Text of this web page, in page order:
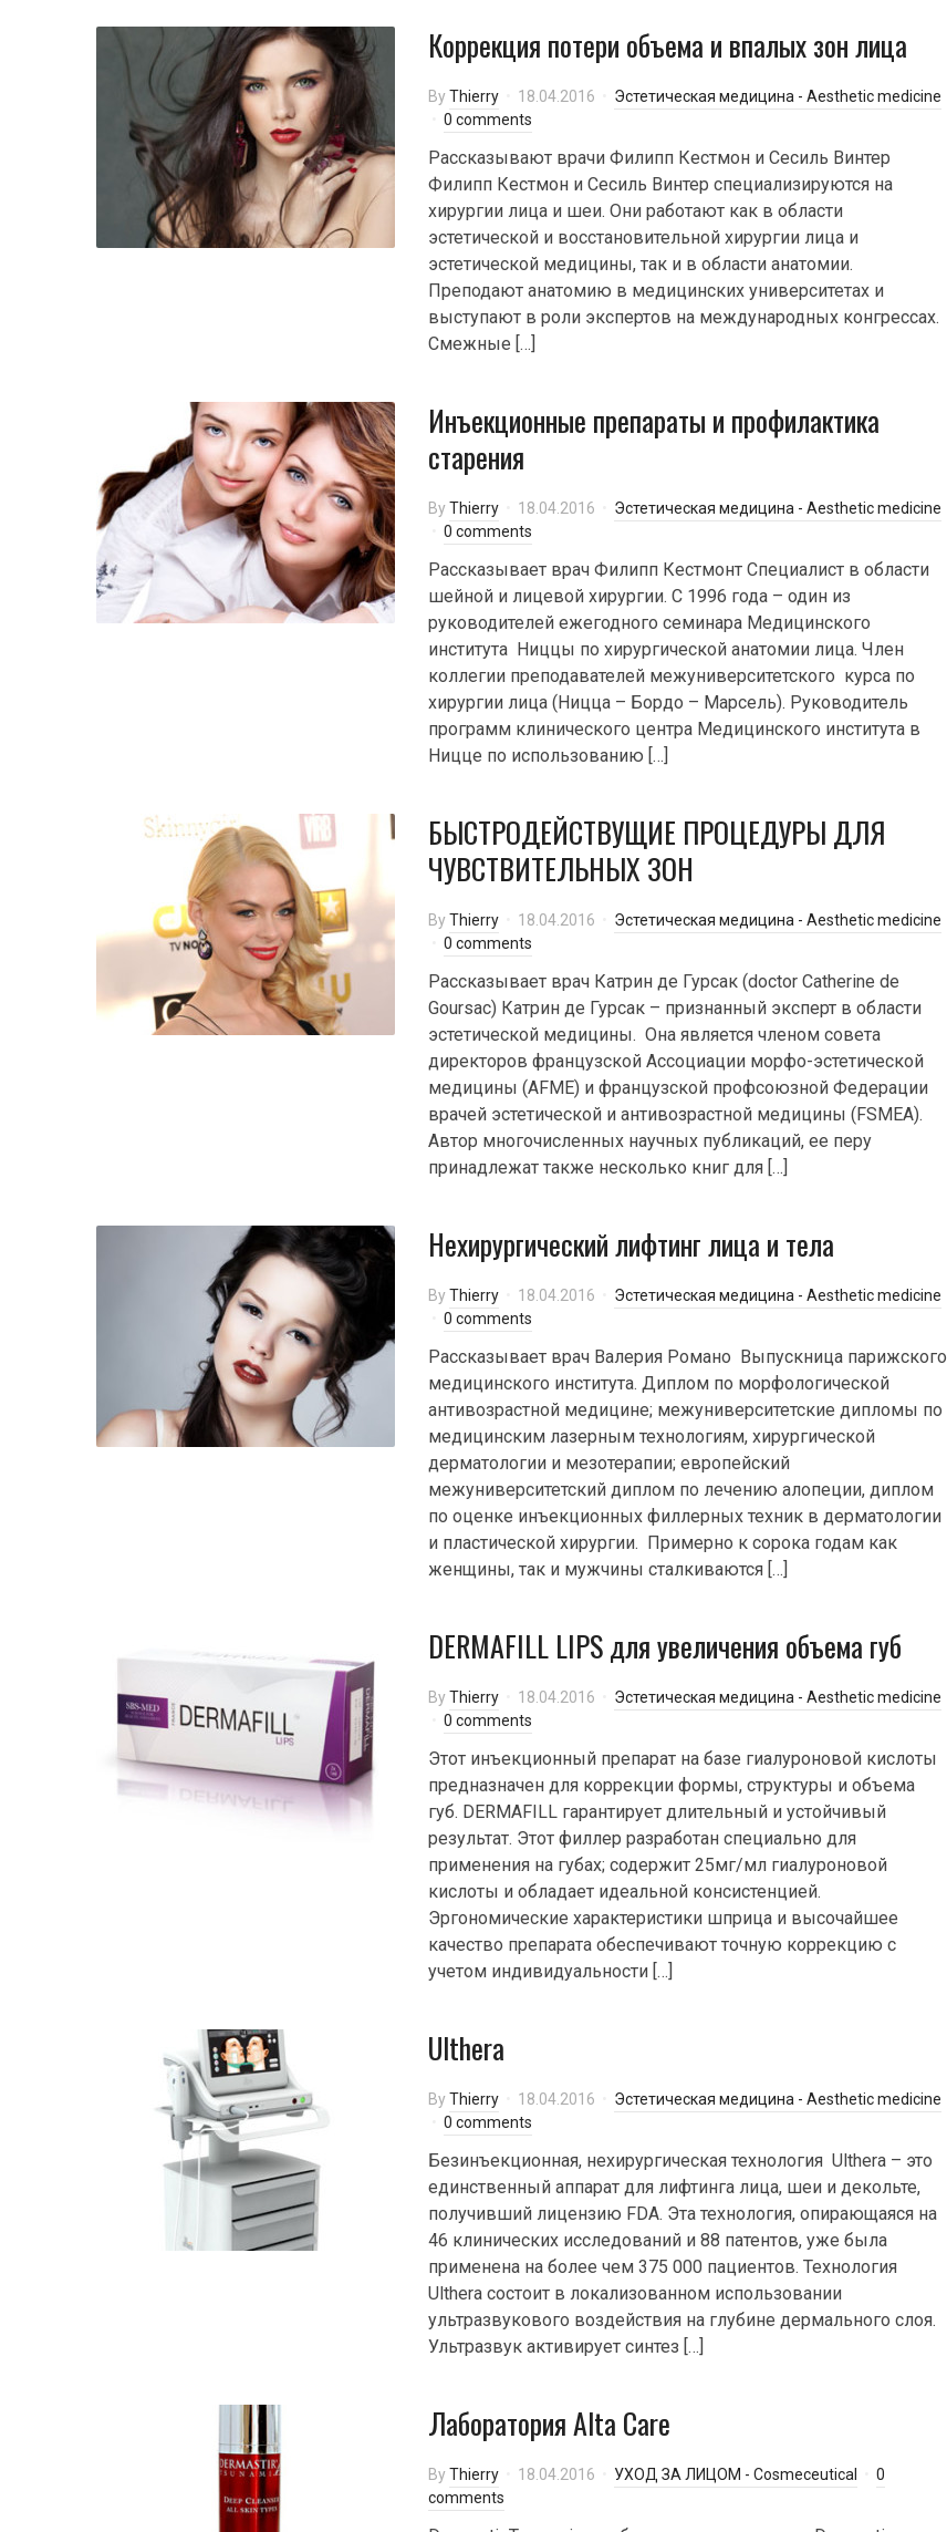
Коррекция потери объема и впалых зон лица
ByThierry 18.04.2016
Эстетическая медицина - Aesthetic medicine
0 comments
Рассказывают врачи Филипп Кестмон и Сесиль Винтер
Филипп Кестмон и Сесиль Винтер специализируются на
хирургии лица и шеи. Они работают как в области
эстетической и восстановительной хирургии лица и
эстетической медицины, так и в области анатомии.
Преподают анатомию в медицинских университетах и
выступают в роли экспертов на международных конгрессах.
Смежные […]
Инъекционные препараты и профилактика
старения
ByThierry 18.04.2016
Эстетическая медицина - Aesthetic medicine
0 comments
Рассказывает врач Филипп Кестмонт Специалист в области
шейной и лицевой хирургии. С 1996 года – один из
руководителей ежегодного семинара Медицинского
института Ниццы по хирургической анатомии лица. Член
коллегии преподавателей межуниверситетского курса по
хирургии лица (Ницца – Бордо – Марсель). Руководитель
программ клинического центра Медицинского института в
Ницце по использованию […]
БЫСТРОДЕЙСТВУЩИЕ ПРОЦЕДУРЫ ДЛЯ
ЧУВСТВИТЕЛЬНЫХ ЗОН
ByThierry 18.04.2016
Эстетическая медицина - Aesthetic medicine
0 comments
Рассказывает врач Катрин де Гурсак (doctor Catherine de
Goursac) Катрин де Гурсак – признанный эксперт в области
эстетической медицины. Она является членом совета
директоров французской Ассоциации морфо-эстетической
медицины (AFME) и французской профсоюзной Федерации
врачей эстетической и антивозрастной медицины (FSMEA).
Автор многочисленных научных публикаций, ее перу
принадлежат также несколько книг для […]
Нехирургический лифтинг лица и тела
ByThierry 18.04.2016
Эстетическая медицина - Aesthetic medicine
0 comments
Рассказывает врач Валерия Романо Выпускница парижского
медицинского института. Диплом по морфологической
антивозрастной медицине; межуниверситетские дипломы по
медицинским лазерным технологиям, хирургической
дерматологии и мезотерапии; европейский
межуниверситетский диплом по лечению алопеции, диплом
по оценке инъекционных филлерных техник в дерматологии
и пластической хирургии. Примерно к сорока годам как
женщины, так и мужчины сталкиваются […]
DERMAFILL LIPS для увеличения объема губ
ByThierry 18.04.2016
Эстетическая медицина - Aesthetic medicine
0 comments
Этот инъекционный препарат на базе гиалуроновой кислоты
предназначен для коррекции формы, структуры и объема
губ. DERMAFILL гарантирует длительный и устойчивый
результат. Этот филлер разработан специально для
применения на губах; содержит 25мг/мл гиалуроновой
кислоты и обладает идеальной консистенцией.
Эргономические характеристики шприца и высочайшее
качество препарата обеспечивают точную коррекцию с
учетом индивидуальности […]
Ulthera
ByThierry 18.04.2016
Эстетическая медицина - Aesthetic medicine
0 comments
Безинъекционная, нехирургическая технология Ulthera – это
единственный аппарат для лифтинга лица, шеи и декольте,
получивший лицензию FDA. Эта технология, опирающаяся на
46 клинических исследований и 88 патентов, уже была
применена на более чем 375 000 пациентов. Технология
Ulthera состоит в локализованном использовании
ультразвукового воздействия на глубине дермального слоя.
Ультразвук активирует синтез […]
Лаборатория Alta Care
ByThierry 18.04.2016 УХОД ЗА ЛИЦОМ - Cosmeceutical
0
comments